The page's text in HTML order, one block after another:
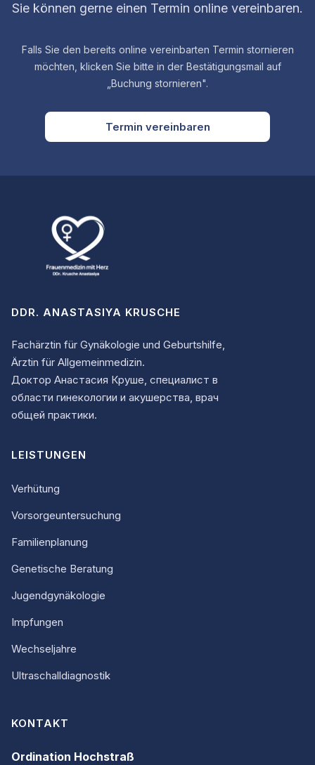
Sie können gerne einen Termin online vereinbaren.
Falls Sie den bereits online vereinbarten Termin stornieren
möchten, klicken Sie bitte in der Bestätigungsmail auf
„Buchung stornieren".
Termin vereinbaren
DDR. ANASTASIYA KRUSCHE
Fachärztin für Gynäkologie und Geburtshilfe,
Ärztin für Allgemeinmedizin.
Доктор Анастасия Круше, специалист в
области гинекологии и акушерства, врач
общей практики.
LEISTUNGEN
Verhütung
Vorsorgeuntersuchung
Familienplanung
Genetische Beratung
Jugendgynäkologie
Impfungen
Wechseljahre
Ultraschalldiagnostik
KONTAKT
Ordination Hochstraß